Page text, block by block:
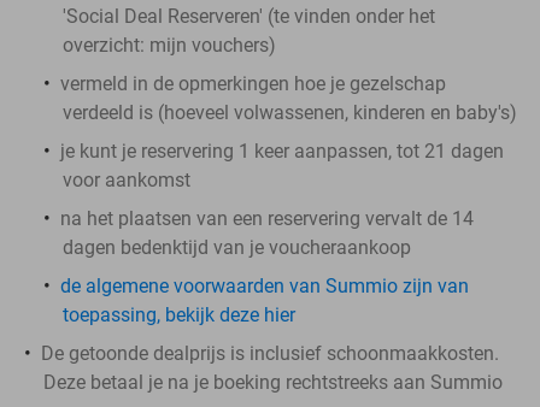
'Social Deal Reserveren' (te vinden onder het
overzicht: mijn vouchers)
vermeld in de opmerkingen hoe je gezelschap
verdeeld is (hoeveel volwassenen, kinderen en baby's)
je kunt je reservering 1 keer aanpassen, tot 21 dagen
voor aankomst
na het plaatsen van een reservering vervalt de 14
dagen bedenktijd van je voucheraankoop
de algemene voorwaarden van Summio zijn van
toepassing, bekijk deze hier
De getoonde dealprijs is inclusief schoonmaakkosten.
Deze betaal je na je boeking rechtstreeks aan Summio